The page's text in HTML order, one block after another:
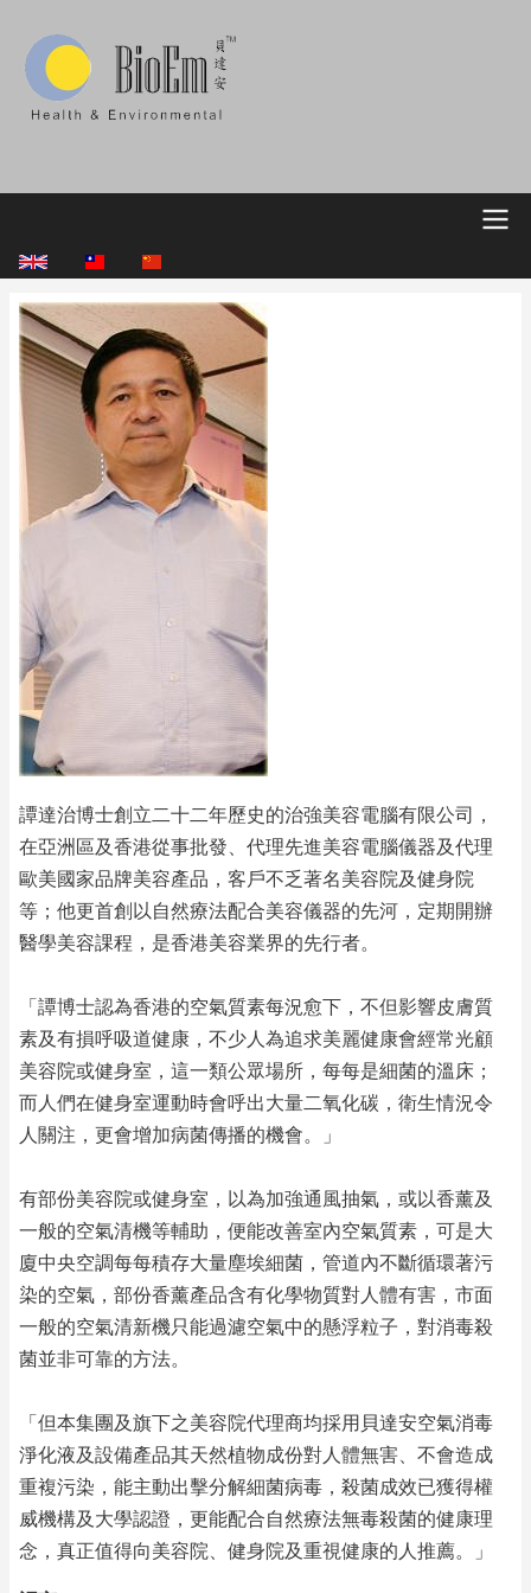
Main
navigation
譚達治博士創立二十二年歷史的治強美容電腦有限公司，
在亞洲區及香港從事批發、代理先進美容電腦儀器及代理
歐美國家品牌美容產品，客戶不乏著名美容院及健身院
等；他更首創以自然療法配合美容儀器的先河，定期開辦
醫學美容課程，是香港美容業界的先行者。
「譚博士認為香港的空氣質素每況愈下，不但影響皮膚質
素及有損呼吸道健康，不少人為追求美麗健康會經常光顧
美容院或健身室，這一類公眾場所，每每是細菌的溫床；
而人們在健身室運動時會呼出大量二氧化碳，衛生情況令
人關注，更會增加病菌傳播的機會。」
有部份美容院或健身室，以為加強通風抽氣，或以香薰及
一般的空氣清機等輔助，便能改善室內空氣質素，可是大
廈中央空調每每積存大量塵埃細菌，管道內不斷循環著污
染的空氣，部份香薰產品含有化學物質對人體有害，市面
一般的空氣清新機只能過濾空氣中的懸浮粒子，對消毒殺
菌並非可靠的方法。
「但本集團及旗下之美容院代理商均採用貝達安空氣消毒
淨化液及設備產品其天然植物成份對人體無害、不會造成
重複污染，能主動出擊分解細菌病毒，殺菌成效已獲得權
威機構及大學認證，更能配合自然療法無毒殺菌的健康理
念，真正值得向美容院、健身院及重視健康的人推薦。」